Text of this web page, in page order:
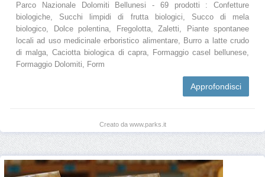
Parco Nazionale Dolomiti Bellunesi - 69 prodotti : Confetture
biologiche, Succhi limpidi di frutta biologici, Succo di mela
biologico, Dolce polentina, Fregolotta, Zaletti, Piante spontanee
locali ad uso medicinale erboristico alimentare, Burro a latte crudo
di malga, Caciotta biologica di capra, Formaggio casel bellunese,
Formaggio Dolomiti, Form
Approfondisci
Creato da www.parks.it